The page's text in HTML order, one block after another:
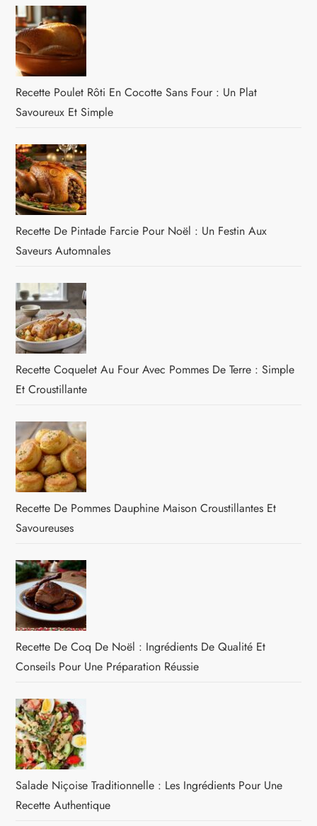
Recette Poulet Rôti En Cocotte Sans Four : Un Plat
Savoureux Et Simple
Recette De Pintade Farcie Pour Noël : Un Festin Aux
Saveurs Automnales
Recette Coquelet Au Four Avec Pommes De Terre : Simple
Et Croustillante
Recette De Pommes Dauphine Maison Croustillantes Et
Savoureuses
Recette De Coq De Noël : Ingrédients De Qualité Et
Conseils Pour Une Préparation Réussie
Salade Niçoise Traditionnelle : Les Ingrédients Pour Une
Recette Authentique